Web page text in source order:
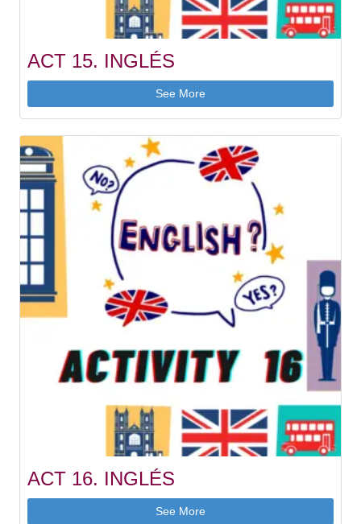
ACT 15. INGLÉS
See More
ACT 16. INGLÉS
See More